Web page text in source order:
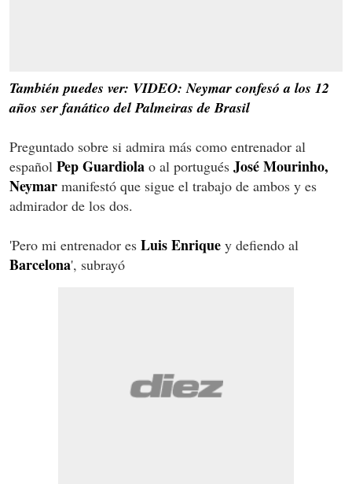
También puedes ver: VIDEO: Neymar confesó a los 12
años ser fanático del Palmeiras de Brasil
Preguntado sobre si admira más como entrenador al
español Pep Guardiola o al portugués José Mourinho,
Neymar manifestó que sigue el trabajo de ambos y es
admirador de los dos.
'Pero mi entrenador es Luis Enrique y defiendo al
Barcelona', subrayó